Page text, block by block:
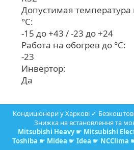
Допустимая температура
°С:
-15 до +43 / -23 до +24
Работа на обогрев до °С:
-23
Инвертор:
Да
Кондиціонери у Харкові ✓
Знижка на встановлення та
Mitsubishi Heavy☛ Mitsubishi
Toshiba ☛ Midea ☛ Idea ☛ NCClima